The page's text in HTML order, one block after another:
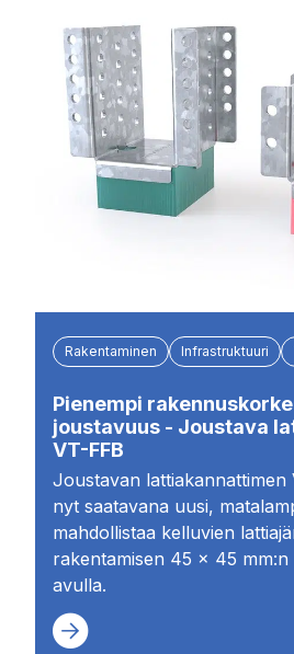
Rakentaminen Infrastruktuuri
Pienempi
joustavuus - Joustava
VT-FFB
Joustavan lattiakannattimen
nyt saatavana uusi,
mahdollistaa kelluvien
rakentamisen 45 × 45
avulla.